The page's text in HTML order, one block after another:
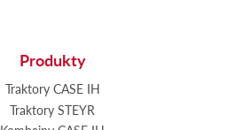
Produkty
Traktory CASE IH
Traktory STEYR